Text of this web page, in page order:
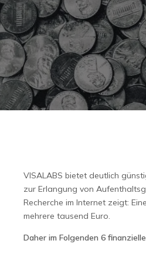
VISALABS bietet deutlich
zur Erlangung von
Recherche im Internet zeigt:
mehrere tausend Euro.
Daher im Folgenden 6